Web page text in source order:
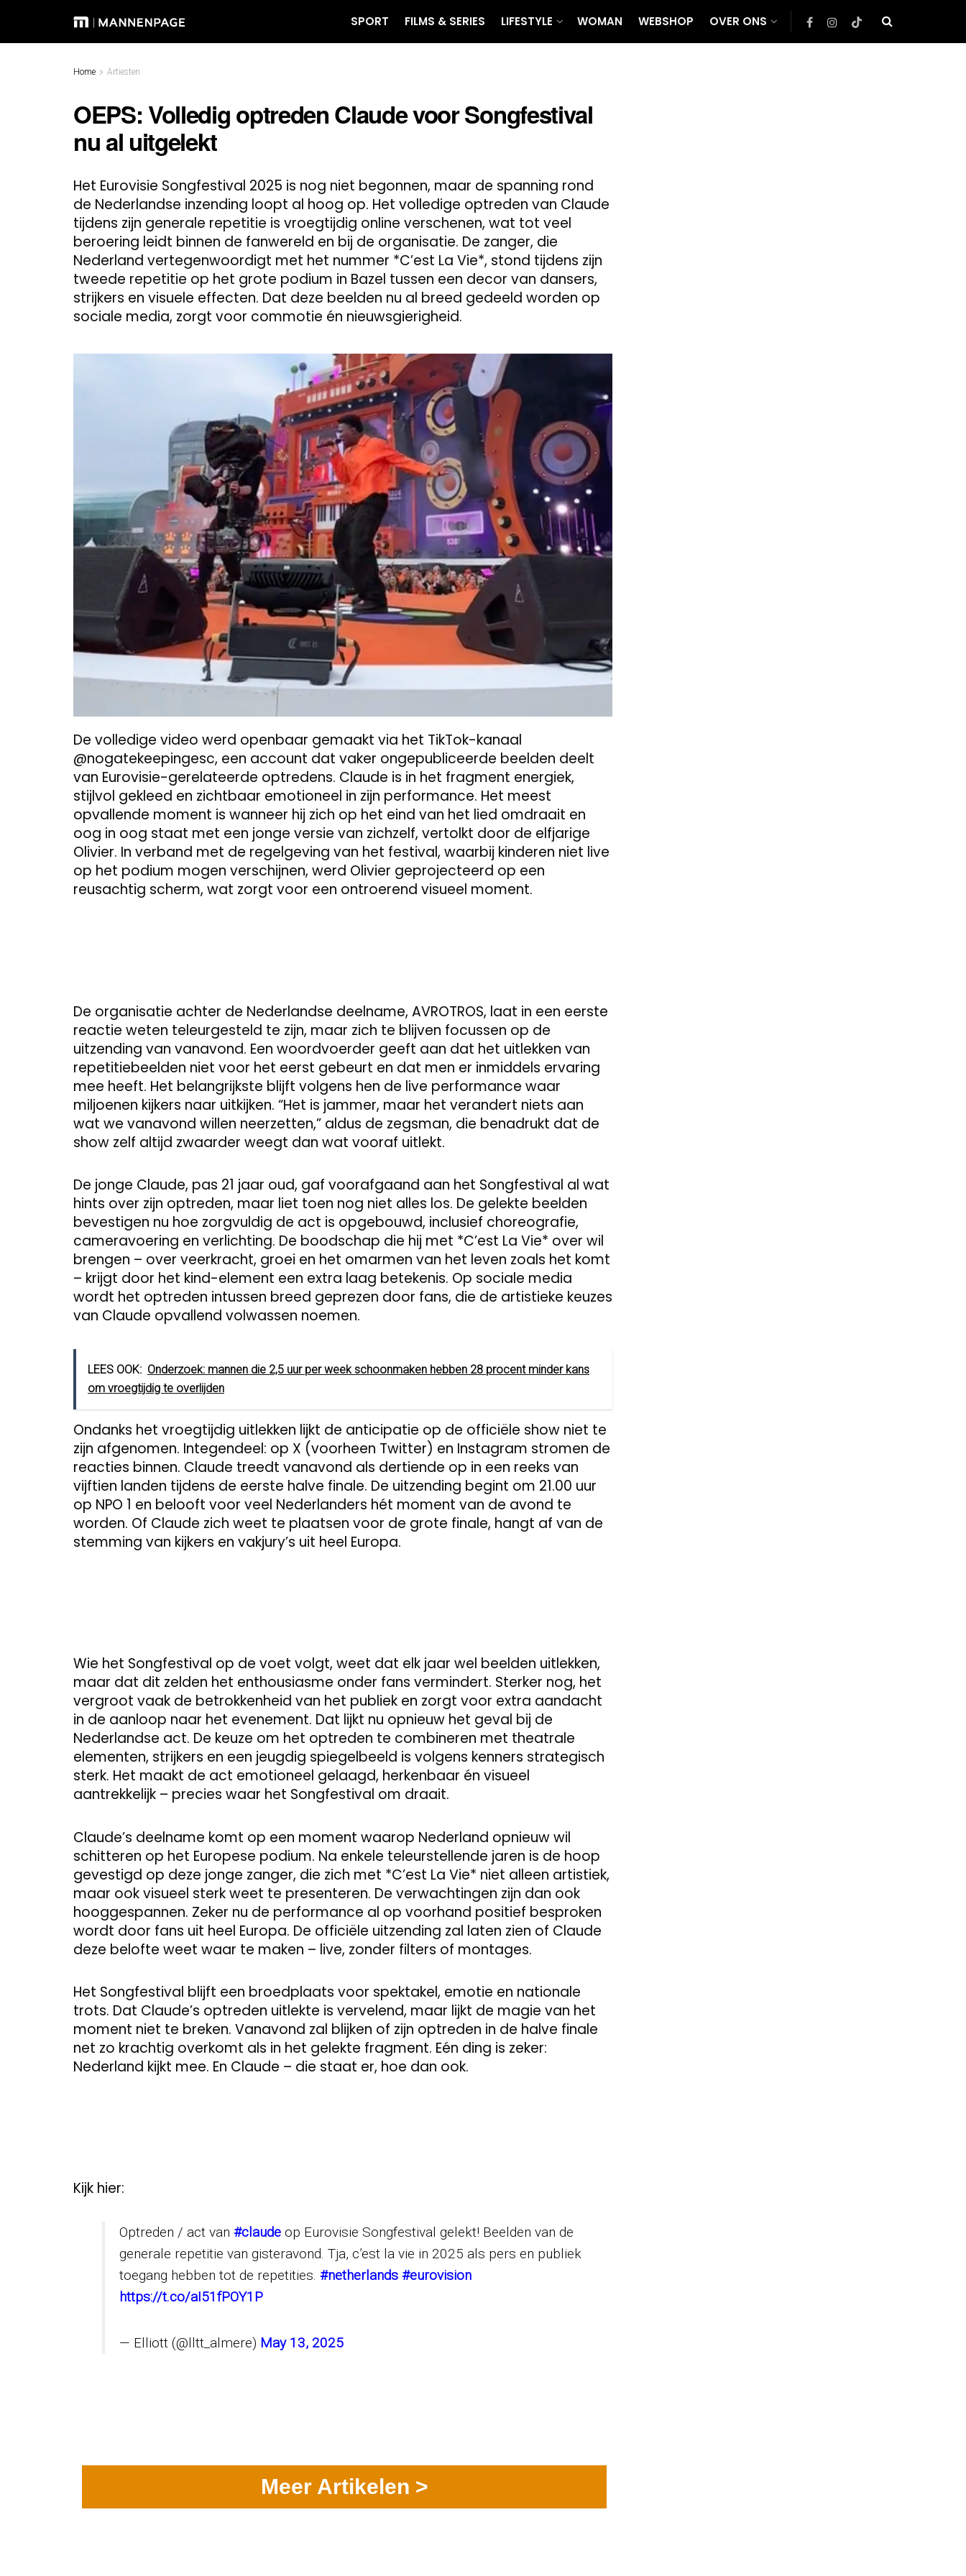
SPORT FILMS & SERIES LIFESTYLE WOMAN WEBSHOP OVER ONS
Home Artiesten
OEPS: Volledig optreden Claude voor Songfestival
nu al uitgelekt
Het Eurovisie Songfestival 2025 is nog niet begonnen, maar de spanning rond
de Nederlandse inzending loopt al hoog op. Het volledige optreden van Claude
tijdens zijn generale repetitie is vroegtijdig online verschenen, wat tot veel
beroering leidt binnen de fanwereld en bij de organisatie. De zanger, die
Nederland vertegenwoordigt met het nummer *C’est La Vie*, stond tijdens zijn
tweede repetitie op het grote podium in Bazel tussen een decor van dansers,
strijkers en visuele effecten. Dat deze beelden nu al breed gedeeld worden op
sociale media, zorgt voor commotie én nieuwsgierigheid.
De volledige video werd openbaar gemaakt via het TikTok-kanaal
@nogatekeepingesc, een account dat vaker ongepubliceerde beelden deelt
van Eurovisie-gerelateerde optredens. Claude is in het fragment energiek,
stijlvol gekleed en zichtbaar emotioneel in zijn performance. Het meest
opvallende moment is wanneer hij zich op het eind van het lied omdraait en
oog in oog staat met een jonge versie van zichzelf, vertolkt door de elfjarige
Olivier. In verband met de regelgeving van het festival, waarbij kinderen niet live
op het podium mogen verschijnen, werd Olivier geprojecteerd op een
reusachtig scherm, wat zorgt voor een ontroerend visueel moment.
De organisatie achter de Nederlandse deelname, AVROTROS, laat in een eerste
reactie weten teleurgesteld te zijn, maar zich te blijven focussen op de
uitzending van vanavond. Een woordvoerder geeft aan dat het uitlekken van
repetitiebeelden niet voor het eerst gebeurt en dat men er inmiddels ervaring
mee heeft. Het belangrijkste blijft volgens hen de live performance waar
miljoenen kijkers naar uitkijken. “Het is jammer, maar het verandert niets aan
wat we vanavond willen neerzetten,” aldus de zegsman, die benadrukt dat de
show zelf altijd zwaarder weegt dan wat vooraf uitlekt.
De jonge Claude, pas 21 jaar oud, gaf voorafgaand aan het Songfestival al wat
hints over zijn optreden, maar liet toen nog niet alles los. De gelekte beelden
bevestigen nu hoe zorgvuldig de act is opgebouwd, inclusief choreografie,
cameravoering en verlichting. De boodschap die hij met *C’est La Vie* over wil
brengen – over veerkracht, groei en het omarmen van het leven zoals het komt
– krijgt door het kind-element een extra laag betekenis. Op sociale media
wordt het optreden intussen breed geprezen door fans, die de artistieke keuzes
van Claude opvallend volwassen noemen.
LEES OOK: Onderzoek: mannen die 2,5 uur per week schoonmaken hebben 28 procent minder kans
om vroegtijdig te overlijden
Ondanks het vroegtijdig uitlekken lijkt de anticipatie op de officiële show niet te
zijn afgenomen. Integendeel: op X (voorheen Twitter) en Instagram stromen de
reacties binnen. Claude treedt vanavond als dertiende op in een reeks van
vijftien landen tijdens de eerste halve finale. De uitzending begint om 21.00 uur
op NPO 1 en belooft voor veel Nederlanders hét moment van de avond te
worden. Of Claude zich weet te plaatsen voor de grote finale, hangt af van de
stemming van kijkers en vakjury’s uit heel Europa.
Wie het Songfestival op de voet volgt, weet dat elk jaar wel beelden uitlekken,
maar dat dit zelden het enthousiasme onder fans vermindert. Sterker nog, het
vergroot vaak de betrokkenheid van het publiek en zorgt voor extra aandacht
in de aanloop naar het evenement. Dat lijkt nu opnieuw het geval bij de
Nederlandse act. De keuze om het optreden te combineren met theatrale
elementen, strijkers en een jeugdig spiegelbeeld is volgens kenners strategisch
sterk. Het maakt de act emotioneel gelaagd, herkenbaar én visueel
aantrekkelijk – precies waar het Songfestival om draait.
Claude’s deelname komt op een moment waarop Nederland opnieuw wil
schitteren op het Europese podium. Na enkele teleurstellende jaren is de hoop
gevestigd op deze jonge zanger, die zich met *C’est La Vie* niet alleen artistiek,
maar ook visueel sterk weet te presenteren. De verwachtingen zijn dan ook
hooggespannen. Zeker nu de performance al op voorhand positief besproken
wordt door fans uit heel Europa. De officiële uitzending zal laten zien of Claude
deze belofte weet waar te maken – live, zonder filters of montages.
Het Songfestival blijft een broedplaats voor spektakel, emotie en nationale
trots. Dat Claude’s optreden uitlekte is vervelend, maar lijkt de magie van het
moment niet te breken. Vanavond zal blijken of zijn optreden in de halve finale
net zo krachtig overkomt als in het gelekte fragment. Eén ding is zeker:
Nederland kijkt mee. En Claude – die staat er, hoe dan ook.
Kijk hier:
Optreden / act van #claude op Eurovisie Songfestival gelekt! Beelden van de
generale repetitie van gisteravond. Tja, c’est la vie in 2025 als pers en publiek
toegang hebben tot de repetities. #netherlands #eurovision
https://t.co/aI51fPOY1P
— Elliott (@lltt_almere) May 13, 2025
Meer Artikelen >